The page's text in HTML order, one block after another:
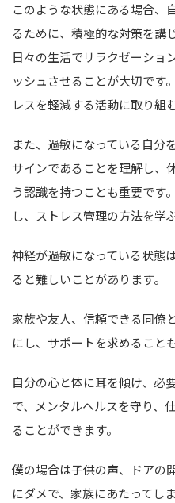
このような状態にある場合、
るために、積極的な対策を講
日々の生活でリラクゼーショ
ッシュさせることが大切です
レスを軽減する活動に取り組
また、過敏になっている自分
サインであることを理解し、
う認識を持つことも重要です
し、ストレス管理の方法を学
神経が過敏になっている状態
ると難しいことがあります。
家族や友人、信頼できる同僚
にし、サポートを求めること
自分の心と体に耳を傾け、必
で、メンタルヘルスを守り、
ることができます。
僕の場合は子供の声、ドアの
にダメで、家族にあたってし